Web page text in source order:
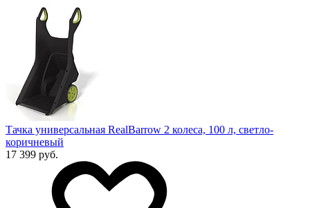
Тачка универсальная RealBarrow 2 колеса, 100 л, светло-
коричневый
17 399 руб.